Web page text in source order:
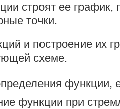
строят ее график,
точки.
и построение их
схеме.
функции,
функции при